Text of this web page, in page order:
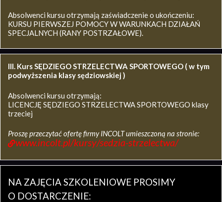
Absolwenci kursu otrzymają zaświadczenie o ukończeniu:
KURSU PIERWSZEJ POMOCY W WARUNKACH DZIAŁAŃ
SPECJALNYCH (RANY POSTRZAŁOWE).
III. Kurs SĘDZIEGO STRZELECTWA SPORTOWEGO ( w tym
podwyższenia klasy sędziowskiej )
Absolwenci kursu otrzymają:
LICENCJĘ SĘDZIEGO STRZELECTWA SPORTOWEGO klasy
trzeciej
Proszę przeczytać ofertę firmy INCOLT umieszczoną na stronie:
www.incolt.pl/kursy/sedzia-strzelectwa/
NA ZAJĘCIA SZKOLENIOWE PROSIMY
O DOSTARCZENIE: